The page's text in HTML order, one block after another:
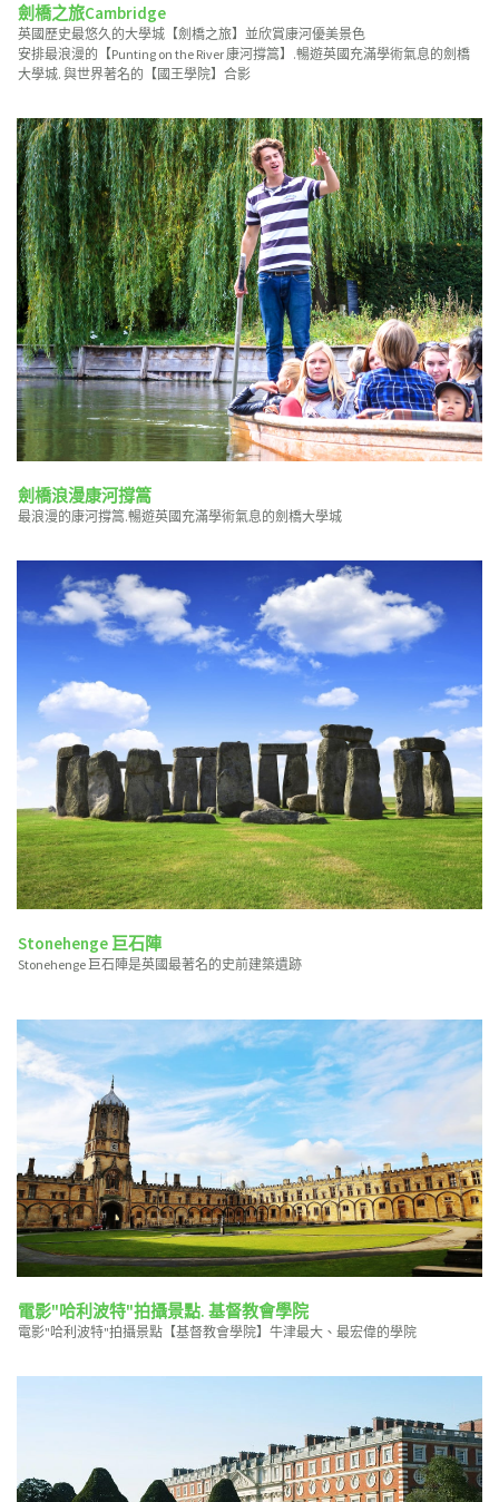
劍橋之旅Cambridge
英國歷史最悠久的大學城【劍橋之旅】並欣賞康河優美景色
安排最浪漫的【Punting on the River 康河撐篙】.暢遊英國充滿學術氣息的劍橋
大學城. 與世界著名的【國王學院】合影
劍橋浪漫康河撐篙
最浪漫的康河撐篙.暢遊英國充滿學術氣息的劍橋大學城
Stonehenge 巨石陣
Stonehenge 巨石陣是英國最著名的史前建築遺跡
電影"哈利波特"拍攝景點. 基督教會學院
電影"哈利波特"拍攝景點【基督教會學院】牛津最大、最宏偉的學院